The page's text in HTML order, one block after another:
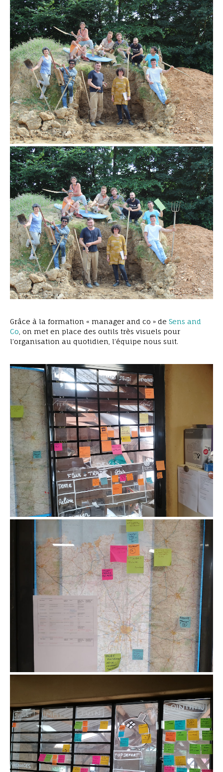
l’équipe Terre Crue 2022
Grâce à la formation « manager and co » de Sens and
Co , on met en place des outils très visuels pour
l’organisation au quotidien, l’équipe nous suit.
agenda, organisation RDV, devis, prospect,
infos salariés
carte de l’ille et vilaine avec les prospect en
attente de RDV
semainier sur 3 mois, organisation des
chantiers
tableau de répartition des équipes semaine